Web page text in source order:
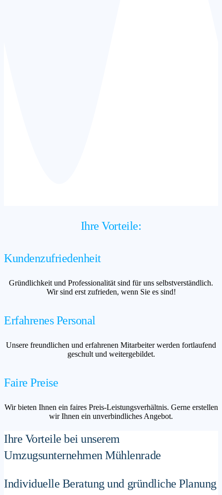
Ihre Vorteile:
Kundenzufriedenheit
Gründlichkeit und Professionalität sind für uns selbstverständlich.
Wir sind erst zufrieden, wenn Sie es sind!
Erfahrenes Personal
Unsere freundlichen und erfahrenen Mitarbeiter werden fortlaufend
geschult und weitergebildet.
Faire Preise
Wir bieten Ihnen ein faires Preis-Leistungsverhältnis. Gerne erstellen
wir Ihnen ein unverbindliches Angebot.
Ihre Vorteile bei unserem
Umzugsunternehmen Mühlenrade
Individuelle Beratung und gründliche Planung